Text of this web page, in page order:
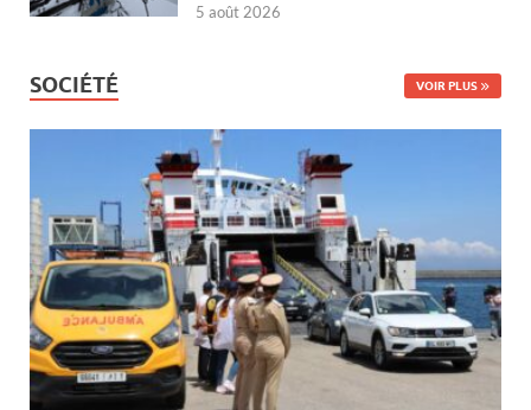
5 août 2026
SOCIÉTÉ VOIR PLUS